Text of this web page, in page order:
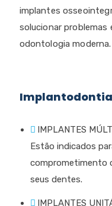
implantes
solucionar problemas
odontologia moderna.
IMPLANTES
Estão indicados
comprometimento
seus dentes.
IMPLANTES